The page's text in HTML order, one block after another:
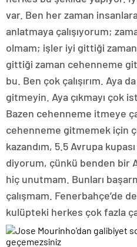
var. Ben her zaman
anlatmaya çalışıyorum;
olmam; işler iyi gittiği zaman
gittiği zaman cehenneme
bu. Ben çok çalışırım. Aya
gitmeyin. Aya çıkmayı çok
Bazen cehenneme itmeye
cehenneme gitmemek için
kazandım, 5.5 Avrupa
diyorum, çünkü benden bir
hiç unutmam. Bunları
çalışmam. Fenerbahçe’de
kulüpteki herkes çok fazla